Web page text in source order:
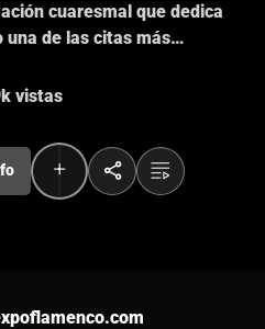
cuaresmal que dedica
una de las citas más
de Saetas estará
y se celebrará en fase
de abril, en la sede de la
final se celebrará el 12,
en la el Auditorio de la
vistas